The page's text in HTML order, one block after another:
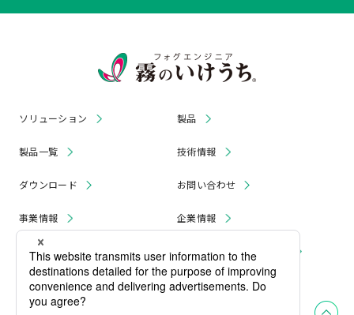
ソリューション 製品
製品一覧 技術情報
ダウンロード お問い合わせ
事業情報 企業情報
お知らせ リコール・無償修理 情報
採用情報 プライバシーポリシー